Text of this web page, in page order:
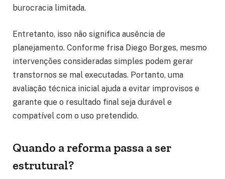
burocracia limitada.
Entretanto, isso não significa ausência de
planejamento. Conforme frisa Diego Borges, mesmo
intervenções consideradas simples podem gerar
transtornos se mal executadas. Portanto, uma
avaliação técnica inicial ajuda a evitar improvisos e
garante que o resultado final seja durável e
compatível com o uso pretendido.
Quando a reforma passa a ser
estrutural?